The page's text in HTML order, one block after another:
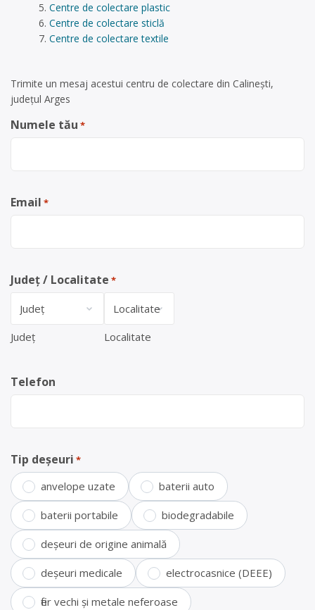
Centre de colectare plastic
Centre de colectare sticlă
Centre de colectare textile
Trimite un mesaj acestui centru de colectare din Calinești,
județul Arges
Numele tău *
Email *
Județ / Localitate *
Județ Localitate
Telefon
Tip deșeuri *
anvelope uzate baterii auto
baterii portabile biodegradabile
deșeuri de origine animală
deșeuri medicale electrocasnice (DEEE)
fier vechi și metale neferoase